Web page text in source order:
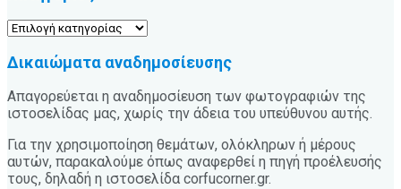
Κατηγορίες
Δικαιώματα αναδημοσίευσης
Απαγορεύεται η αναδημοσίευση των φωτογραφιών της
ιστοσελίδας μας, χωρίς την άδεια του υπεύθυνου αυτής.
Για την χρησιμοποίηση θεμάτων, ολόκληρων ή μέρους
αυτών, παρακαλούμε όπως αναφερθεί η πηγή προέλευσής
τους, δηλαδή η ιστοσελίδα corfucorner.gr.